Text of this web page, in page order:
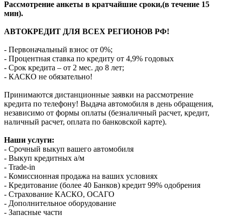
Рассмотрение анкеты в кратчайшие сроки,(в течение 15
мин).
АВТОКРЕДИТ ДЛЯ ВСЕХ РЕГИОНОВ РФ!
- Первоначальный взнос от 0%;
- Процентная ставка по кредиту от 4,9% годовых
- Срок кредита – от 2 мес. до 8 лет;
- КАСКО не обязательно!
Принимаются дистанционные заявки на рассмотрение
кредита по телефону! Выдача автомобиля в день обращения,
независимо от формы оплаты (безналичный расчет, кредит,
наличный расчет, оплата по банковской карте).
Наши услуги:
- Срочный выкуп вашего автомобиля
- Выкуп кредитных а/м
- Trade-in
- Комиссионная продажа на ваших условиях
- Кредитование (более 40 Банков) кредит 99% одобрения
- Страхование КАСКО, ОСАГО
- Дополнительное оборудование
- Запасные части